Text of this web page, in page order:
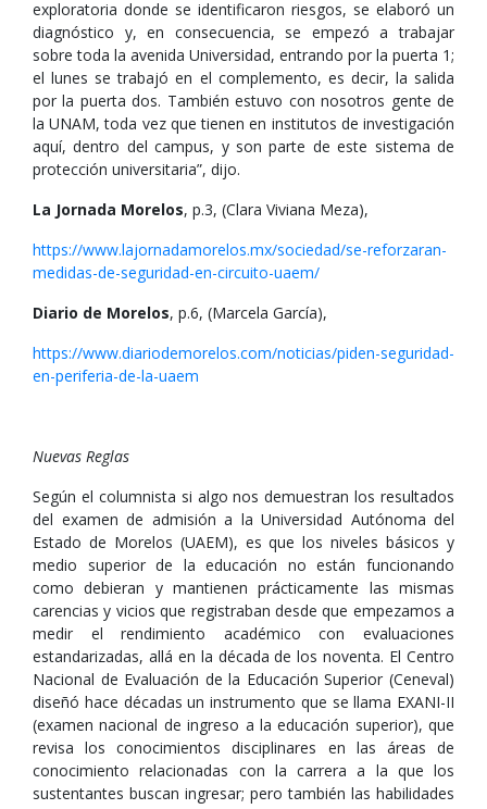
exploratoria donde se identificaron riesgos, se elaboró un
diagnóstico y, en consecuencia, se empezó a trabajar
sobre toda la avenida Universidad, entrando por la puerta 1;
el lunes se trabajó en el complemento, es decir, la salida
por la puerta dos. También estuvo con nosotros gente de
la UNAM, toda vez que tienen en institutos de investigación
aquí, dentro del campus, y son parte de este sistema de
protección universitaria”, dijo.
La Jornada Morelos, p.3, (Clara Viviana Meza),
https://www.lajornadamorelos.mx/sociedad/se-reforzaran-
medidas-de-seguridad-en-circuito-uaem/
Diario de Morelos, p.6, (Marcela García),
https://www.diariodemorelos.com/noticias/piden-seguridad-
en-periferia-de-la-uaem
Nuevas Reglas
Según el columnista si algo nos demuestran los resultados
del examen de admisión a la Universidad Autónoma del
Estado de Morelos (UAEM), es que los niveles básicos y
medio superior de la educación no están funcionando
como debieran y mantienen prácticamente las mismas
carencias y vicios que registraban desde que empezamos a
medir el rendimiento académico con evaluaciones
estandarizadas, allá en la década de los noventa. El Centro
Nacional de Evaluación de la Educación Superior (Ceneval)
diseñó hace décadas un instrumento que se llama EXANI-II
(examen nacional de ingreso a la educación superior), que
revisa los conocimientos disciplinares en las áreas de
conocimiento relacionadas con la carrera a la que los
sustentantes buscan ingresar; pero también las habilidades